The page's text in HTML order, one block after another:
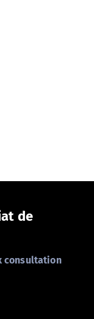
de
consultation